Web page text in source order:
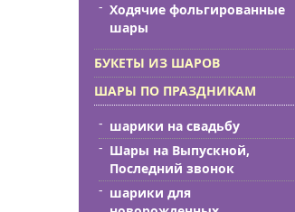
Ходячие фольгированные
шары
БУКЕТЫ ИЗ ШАРОВ
ШАРЫ ПО ПРАЗДНИКАМ
шарики на свадьбу
Шары на Выпускной,
Последний звонок
шарики для